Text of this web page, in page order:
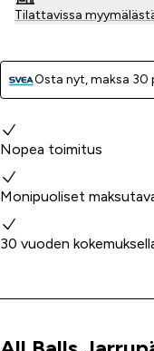
Tilattavissa
Osta nyt, ­maksa 30
Miksi valita meidät?
Nopea toimitus
Monipuoliset
30 vuoden
Tuoteinfo